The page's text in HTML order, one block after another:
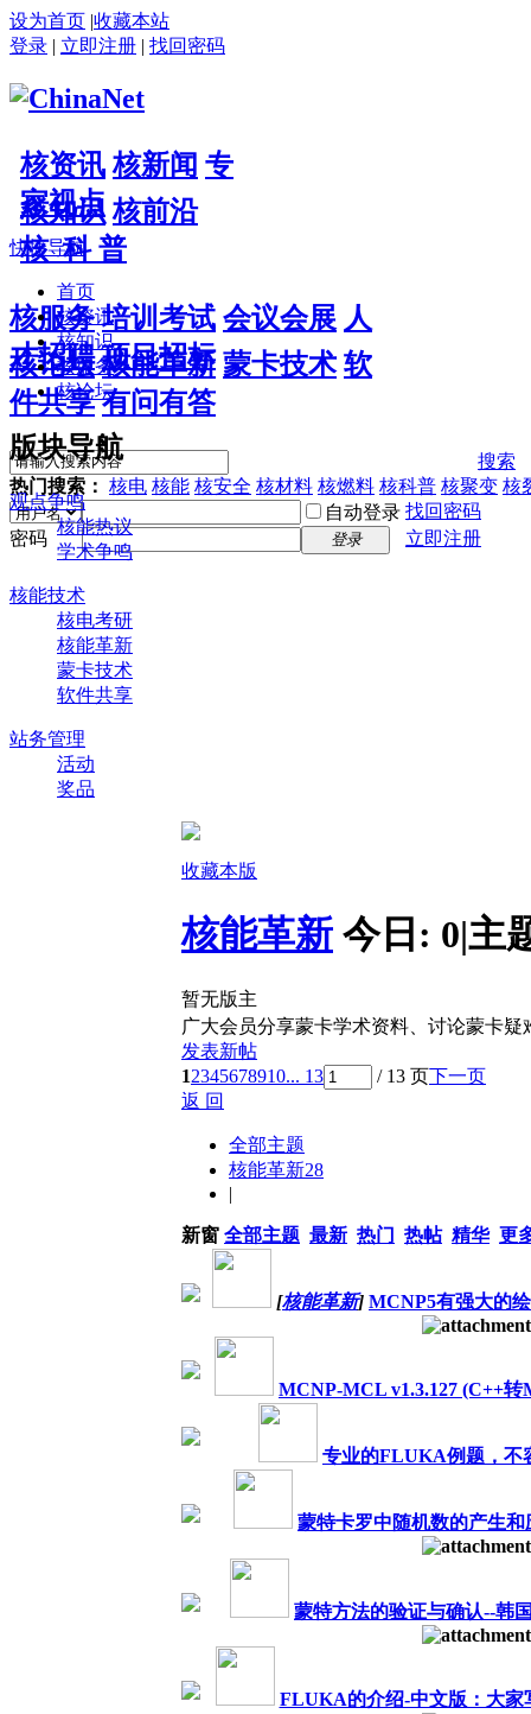
设为首页 |收藏本站
登录 | 立即注册 | 找回密码
核资讯 核新闻 专
家视点
核知识 核前沿
核 科 普
核服务 培训考试 会议会展 人
才招聘 项目招标
核论坛 核能革新 蒙卡技术 软
件共享 有问有答
搜索
热门搜索： 核电 核能 核安全 核材料 核燃料 核科普 核聚变 核
自动登录 找回密码
密码
登录 立即注册
快捷导航
首页
核资讯
核知识
核服务
核论坛
版块导航
观点争鸣
核能热议
学术争鸣
核能技术
核电考研
核能革新
蒙卡技术
软件共享
站务管理
活动
奖品
收藏本版
核能革新 今日: 0|主
暂无版主
广大会员分享蒙卡学术资料、讨论蒙卡疑
发表新帖
12345678910... 13 / 13 页下一页
返 回
全部主题
核能革新28
|
新窗 全部主题 最新 热门 热帖 精华 更
[核能革新] MCNP5有强大的
MCNP-MCL v1.3.127 (C++转
专业的FLUKA例题，不
蒙特卡罗中随机数的产生和
蒙特方法的验证与确认--韩
FLUKA的介绍-中文版：大家